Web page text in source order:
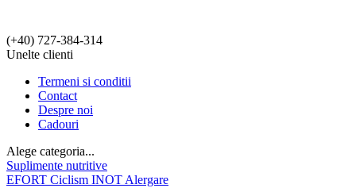
(+40) 727-384-314
Unelte clienti
Termeni si conditii
Contact
Despre noi
Cadouri
Alege categoria...
Suplimente nutritive
EFORT Ciclism INOT Alergare